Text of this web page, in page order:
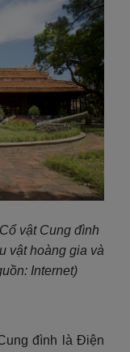
vật Cung đình
vật hoàng gia và
Internet)
đình là Điện